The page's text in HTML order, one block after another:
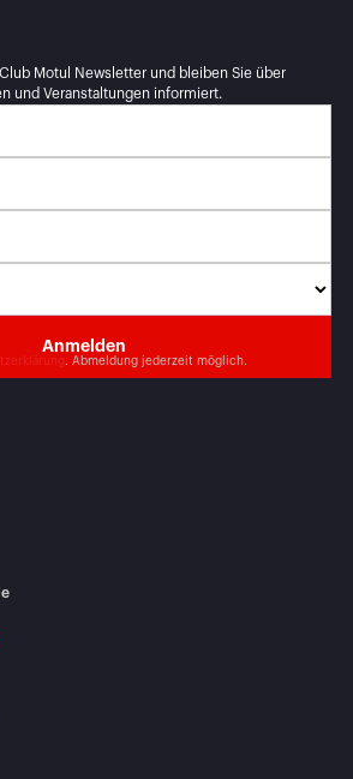
Motul Newsletter und bleiben Sie über
und Veranstaltungen informiert.
. Abmeldung jederzeit möglich.